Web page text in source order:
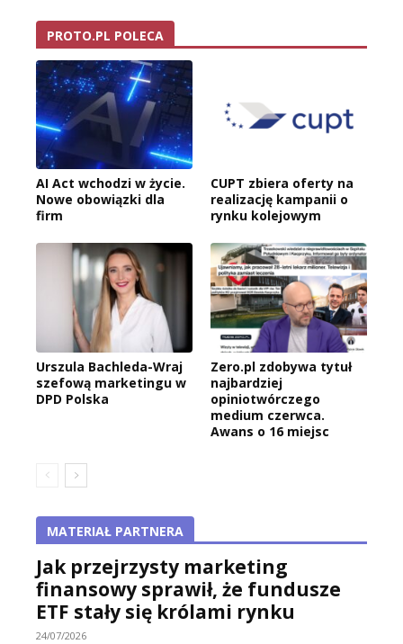
PROTO.PL POLECA
AI Act wchodzi w życie.
Nowe obowiązki dla
firm
CUPT zbiera oferty na
realizację kampanii o
rynku kolejowym
Urszula Bachleda-Wraj
szefową marketingu w
DPD Polska
Zero.pl zdobywa tytuł
najbardziej
opiniotwórczego
medium czerwca.
Awans o 16 miejsc
MATERIAŁ PARTNERA
Jak przejrzysty marketing
finansowy sprawił, że fundusze
ETF stały się królami rynku
24/07/2026